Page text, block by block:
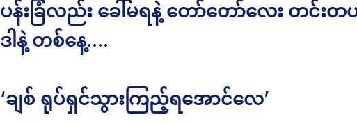
ပန်းခြံလည်း ခေါ်မရနဲ့ တော်တော်လေး တင်းတ
ဒါနဲ့ တစ်နေ့….
‘ချစ် ရုပ်ရှင်သွားကြည့်ရအောင်လေ’